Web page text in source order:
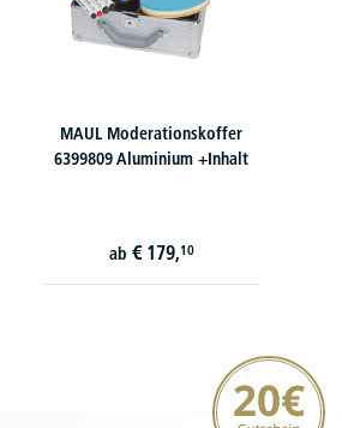
MAUL Moderationskoffer
6399809 Aluminium +Inhalt
ab € 179,10
20€ Gutschein sichern